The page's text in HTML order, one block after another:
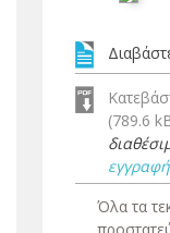
(789.6
εγγραφή
Όλα τα